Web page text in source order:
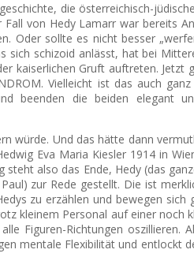
die österreichisch-
von Hedy Lamarr war bereits
Oder sollte es nicht besser
schizoid anlässt, hat bei
kaiserlichen Gruft auftreten. Jetzt
Vielleicht ist das auch
beenden die beiden elegant
würde. Und das hätte dann
Eva Maria Kiesler 1914 in
also das Ende, Hedy (das
zur Rede gestellt. Die ist
zu erzählen und bewegen
kleinem Personal auf einer noch
Figuren-Richtungen oszillieren.
mentale Flexibilität und entlockt